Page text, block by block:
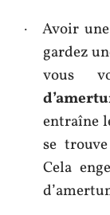
· Avoir une
gardez
vous
entraîne
se
Cela